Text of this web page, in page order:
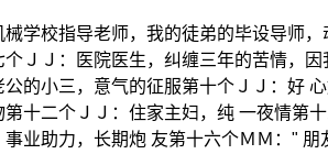
械学校指导老师，我的徒弟的毕设导师
个ＪＪ：医院医生，纠缠三年的苦情，
的小三，意气的征服第十个ＪＪ：好
第十二个ＪＪ：住家主妇，纯 一夜情第
事业助力，长期炮 友第十六个ＭＭ："